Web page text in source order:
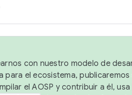
con nuestro modelo de
el ecosistema,
el AOSP y contribuir a él, usa